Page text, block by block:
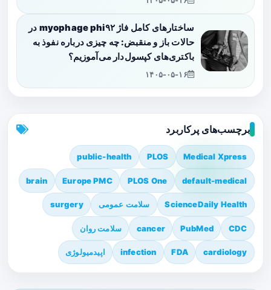
ساختارهای کامل فاژ myophage phi۹۲ در
حالات باز و منقبض: چه چیزی درباره نفوذ به
باکتری‌های کپسول‌دار می‌آموزیم؟
۱۴۰۵-۰۵-۱۶
برچسب‌های پرکاربرد
Medical Xpress
PLOS
public-health
default-medical
PLOS One
Europe PMC
brain
ScienceDaily Health سلامت عمومی surgery
CDC
PubMed
cancer سلامت روان
cardiology
FDA
infection اپیدمیولوژی